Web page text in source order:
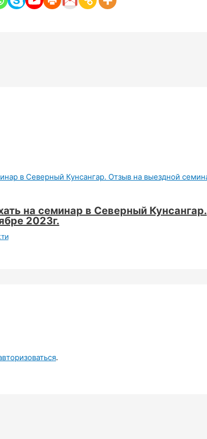
на семинар в Северный Кунсангар.
2023г.
.